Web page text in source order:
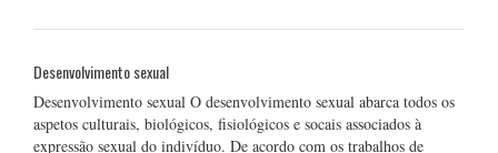
Desenvolvimento sexual
Desenvolvimento sexual O desenvolvimento sexual abarca todos os
aspetos culturais, biológicos, fisiológicos e socais associados à
expressão sexual do indivíduo. De acordo com os trabalhos de